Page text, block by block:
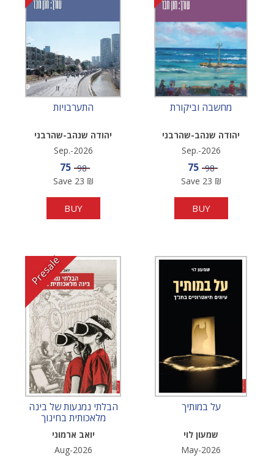
התערבויות
יהודה שנהב-שהרבני
Sep.-2026
Sale price
75 Price
98
Save 23 ₪
BUY
מחשבה וביקורת
יהודה שנהב-שהרבני
Sep.-2026
Sale price
75 Price
98
Save 23 ₪
BUY
Presale
הבלתי נמנעות של בינה
מלאכותית בחינוך
יואב ארמוני
Aug-2026
על במותיך
שמעון לוי
May-2026